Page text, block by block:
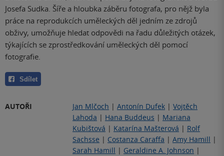
Josefa Sudka. Šíře a hloubka záběru fotografa, pro nějž byla
práce na reprodukcích uměleckých děl jedním ze zdrojů
obživy, umožňuje hledat odpovědi na řadu důležitých otázek,
týkajících se zprostředkování uměleckých děl pomocí
fotografie.
Sdílet
AUTOŘI Jan Mlčoch | Antonín Dufek | Vojtěch
Lahoda | Hana Buddeus | Mariana
Kubištová | Katarína Mašterová | Rolf
Sachsse | Costanza Caraffa | Amy Hamill |
Sarah Hamill | Geraldine A. Johnson |